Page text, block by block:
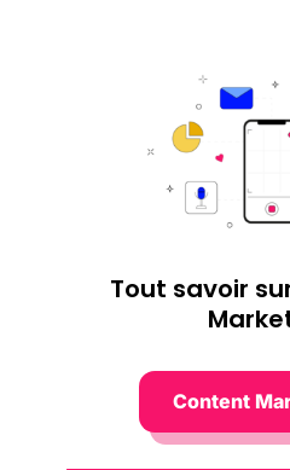
Tout savoir
Content